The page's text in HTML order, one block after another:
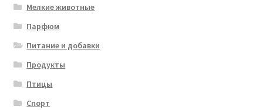
Мелкие животные
Парфюм
Питание и добавки
Продукты
Птицы
Спорт